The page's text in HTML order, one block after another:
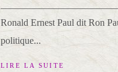
Ronald Ernest Paul dit Ron
politique...
LIRE LA SUITE